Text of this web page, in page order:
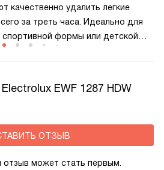
качественно удалить легкие
за треть часа. Идеально для
формы или детской
EWF 1287 HDW
ОТЗЫВ
может стать первым.